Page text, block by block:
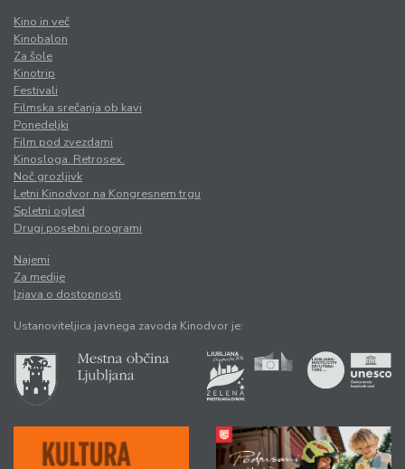
Kino in več
Kinobalon
Za šole
Kinotrip
Festivali
Filmska srečanja ob kavi
Ponedeljki
Film pod zvezdami
Kinosloga. Retrosex.
Noč grozljivk
Letni Kinodvor na Kongresnem trgu
Spletni ogled
Drugi posebni programi
Najemi
Za medije
Izjava o dostopnosti
Ustanoviteljica javnega zavoda Kinodvor je: